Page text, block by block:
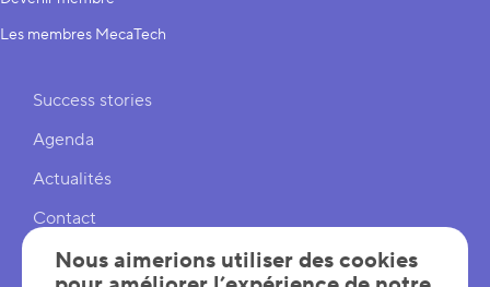
Les membres MecaTech
Liens rapides
Success stories
Agenda
Actualités
Contact
Cookies
Nous aimerions utiliser des cookies